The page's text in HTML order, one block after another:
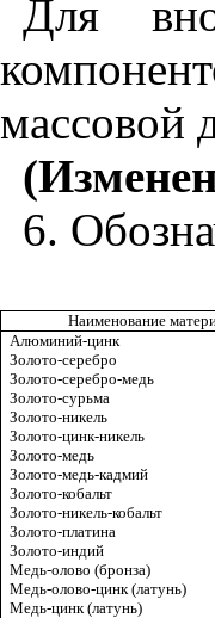
Для
массовой
6.
Наименование
Алюминий-цинк
Золото-серебро
Золото-серебро-медь
Золото-сурьма
Золото-никель
Золото-цинк-никель
Золото-медь
Золото-медь-кадмий
Золото-кобальт
Золото-никель-кобальт
Золото-платина
Золото-индий
Медь-олово (бронза)
Медь-олово-цинк (латунь)
Медь-цинк (латунь)